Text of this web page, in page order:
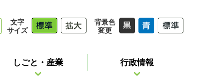
文字
サイズ
背景色
変更
しごと・産業 行政情報